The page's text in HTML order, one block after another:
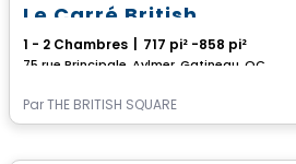
Le Carré British
1 - 2 Chambres 717 pi² -858 pi²
75 rue Principale, Aylmer, Gatineau, QC
ParTHE BRITISH SQUARE